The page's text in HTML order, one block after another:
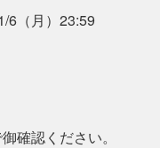
6（月）23:59
確認ください。